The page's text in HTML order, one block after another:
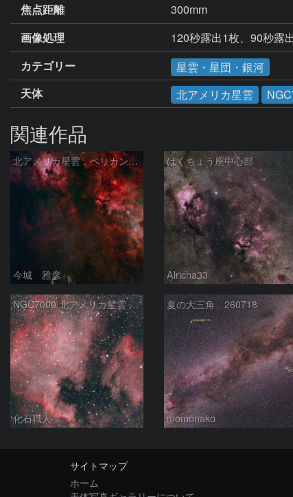
焦点距離
300mm
画像処理
120秒露出1枚、90秒露
カテゴリー
星雲・星団・銀河
天体
北アメリカ星雲
関連作品
北アメリカ星雲，ペリカン星雲，サドル付近，クレセント星雲，網状星雲・・・etc
今城 雅彦
はくちょう座中心部
Alricha33
NGC7000 北アメリカ星雲 IC5067~5070 ペリカン星雲 はくちょう座
化石職人
夏の大三角 260718
momonako
サイトマップ
ホーム